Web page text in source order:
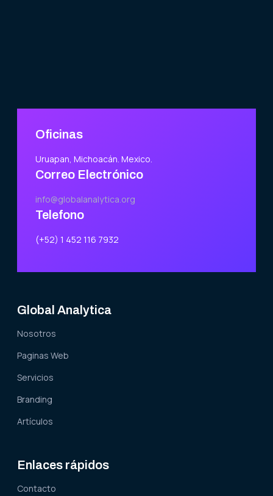
Oficinas
Uruapan, Michoacán. Mexico.
Correo Electrónico
info@globalanalytica.org
Telefono
(+52) 1 452 116 7932
Global Analytica
Nosotros
Paginas Web
Servicios
Branding
Artículos
Enlaces rápidos
Contacto